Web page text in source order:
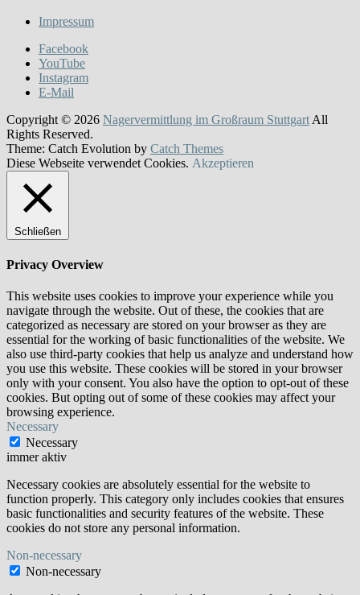
Impressum
Facebook
YouTube
Instagram
E-Mail
Copyright © 2026 Nagervermittlung im Großraum StuttgartAll
Rights Reserved.
Theme: Catch Evolution by Catch Themes
Diese Webseite verwendet Cookies. Akzeptieren
Schließen
Privacy Overview
This website uses cookies to improve your experience while you
navigate through the website. Out of these, the cookies that are
categorized as necessary are stored on your browser as they are
essential for the working of basic functionalities of the website. We
also use third-party cookies that help us analyze and understand how
you use this website. These cookies will be stored in your browser
only with your consent. You also have the option to opt-out of these
cookies. But opting out of some of these cookies may affect your
browsing experience.
Necessary
Necessary
immer aktiv
Necessary cookies are absolutely essential for the website to
function properly. This category only includes cookies that ensures
basic functionalities and security features of the website. These
cookies do not store any personal information.
Non-necessary
Non-necessary